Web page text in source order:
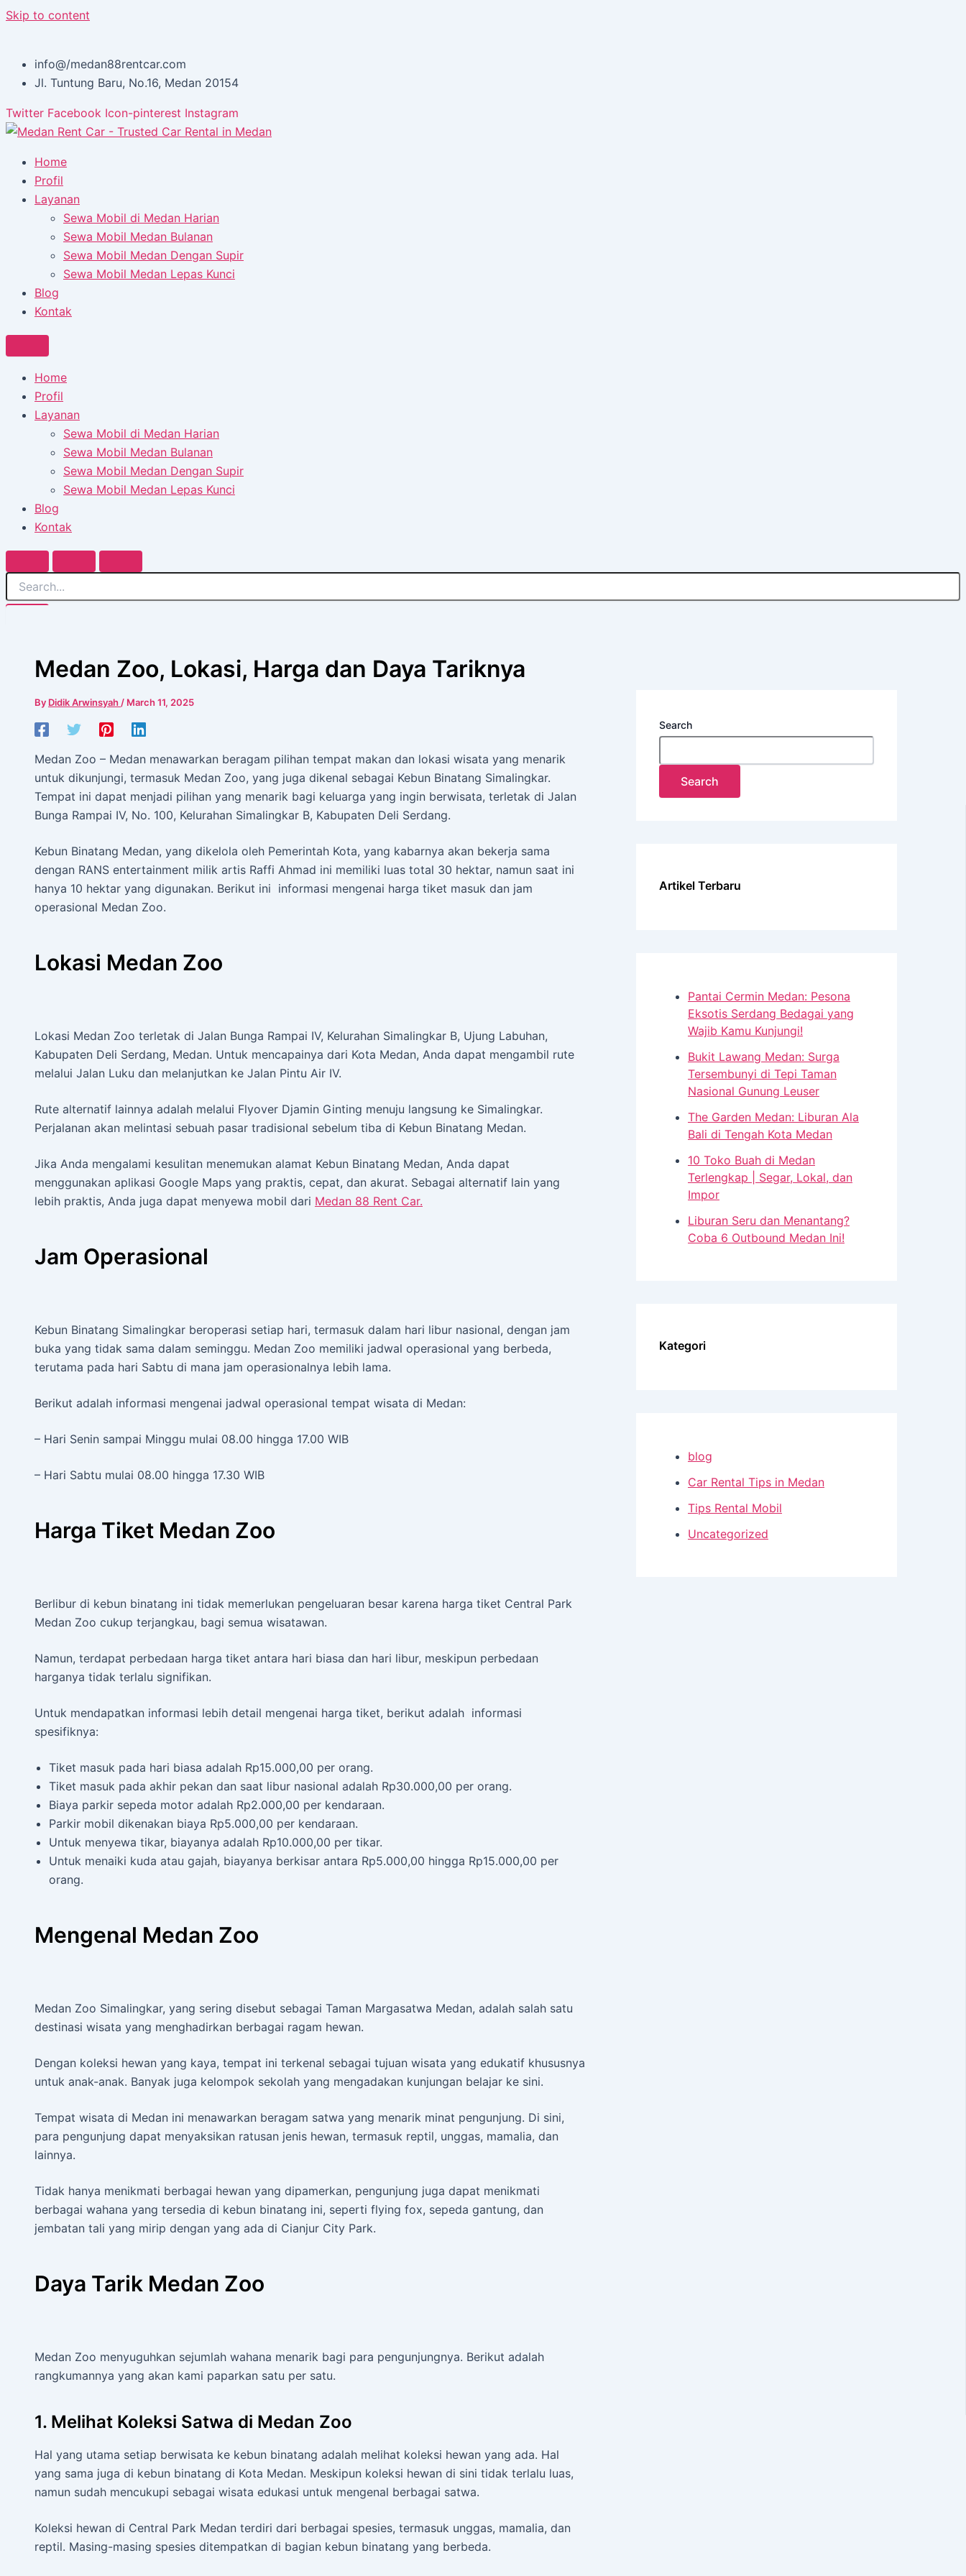
Skip to content
info@/medan88rentcar.com
Jl. Tuntung Baru, No.16, Medan 20154
Twitter Facebook Icon-pinterest Instagram
Home
Profil
Layanan
Sewa Mobil di Medan Harian
Sewa Mobil Medan Bulanan
Sewa Mobil Medan Dengan Supir
Sewa Mobil Medan Lepas Kunci
Blog
Kontak
Home
Profil
Layanan
Sewa Mobil di Medan Harian
Sewa Mobil Medan Bulanan
Sewa Mobil Medan Dengan Supir
Sewa Mobil Medan Lepas Kunci
Blog
Kontak
Medan Zoo, Lokasi, Harga dan Daya Tariknya
By Didik Arwinsyah / March 11, 2025
Medan Zoo – Medan menawarkan beragam pilihan tempat makan dan lokasi wisata yang menarik
untuk dikunjungi, termasuk Medan Zoo, yang juga dikenal sebagai Kebun Binatang Simalingkar.
Tempat ini dapat menjadi pilihan yang menarik bagi keluarga yang ingin berwisata, terletak di Jalan
Bunga Rampai IV, No. 100, Kelurahan Simalingkar B, Kabupaten Deli Serdang.
Kebun Binatang Medan, yang dikelola oleh Pemerintah Kota, yang kabarnya akan bekerja sama
dengan RANS entertainment milik artis Raffi Ahmad ini memiliki luas total 30 hektar, namun saat ini
hanya 10 hektar yang digunakan. Berikut ini informasi mengenai harga tiket masuk dan jam
operasional Medan Zoo.
Lokasi Medan Zoo
Lokasi Medan Zoo terletak di Jalan Bunga Rampai IV, Kelurahan Simalingkar B, Ujung Labuhan,
Kabupaten Deli Serdang, Medan. Untuk mencapainya dari Kota Medan, Anda dapat mengambil rute
melalui Jalan Luku dan melanjutkan ke Jalan Pintu Air IV.
Rute alternatif lainnya adalah melalui Flyover Djamin Ginting menuju langsung ke Simalingkar.
Perjalanan akan melintasi sebuah pasar tradisional sebelum tiba di Kebun Binatang Medan.
Jika Anda mengalami kesulitan menemukan alamat Kebun Binatang Medan, Anda dapat
menggunakan aplikasi Google Maps yang praktis, cepat, dan akurat. Sebagai alternatif lain yang
lebih praktis, Anda juga dapat menyewa mobil dari Medan 88 Rent Car.
Jam Operasional
Kebun Binatang Simalingkar beroperasi setiap hari, termasuk dalam hari libur nasional, dengan jam
buka yang tidak sama dalam seminggu. Medan Zoo memiliki jadwal operasional yang berbeda,
terutama pada hari Sabtu di mana jam operasionalnya lebih lama.
Berikut adalah informasi mengenai jadwal operasional tempat wisata di Medan:
– Hari Senin sampai Minggu mulai 08.00 hingga 17.00 WIB
– Hari Sabtu mulai 08.00 hingga 17.30 WIB
Harga Tiket Medan Zoo
Berlibur di kebun binatang ini tidak memerlukan pengeluaran besar karena harga tiket Central Park
Medan Zoo cukup terjangkau, bagi semua wisatawan.
Namun, terdapat perbedaan harga tiket antara hari biasa dan hari libur, meskipun perbedaan
harganya tidak terlalu signifikan.
Untuk mendapatkan informasi lebih detail mengenai harga tiket, berikut adalah informasi
spesifiknya:
Tiket masuk pada hari biasa adalah Rp15.000,00 per orang.
Tiket masuk pada akhir pekan dan saat libur nasional adalah Rp30.000,00 per orang.
Biaya parkir sepeda motor adalah Rp2.000,00 per kendaraan.
Parkir mobil dikenakan biaya Rp5.000,00 per kendaraan.
Untuk menyewa tikar, biayanya adalah Rp10.000,00 per tikar.
Untuk menaiki kuda atau gajah, biayanya berkisar antara Rp5.000,00 hingga Rp15.000,00 per
orang.
Mengenal Medan Zoo
Medan Zoo Simalingkar, yang sering disebut sebagai Taman Margasatwa Medan, adalah salah satu
destinasi wisata yang menghadirkan berbagai ragam hewan.
Dengan koleksi hewan yang kaya, tempat ini terkenal sebagai tujuan wisata yang edukatif khususnya
untuk anak-anak. Banyak juga kelompok sekolah yang mengadakan kunjungan belajar ke sini.
Tempat wisata di Medan ini menawarkan beragam satwa yang menarik minat pengunjung. Di sini,
para pengunjung dapat menyaksikan ratusan jenis hewan, termasuk reptil, unggas, mamalia, dan
lainnya.
Tidak hanya menikmati berbagai hewan yang dipamerkan, pengunjung juga dapat menikmati
berbagai wahana yang tersedia di kebun binatang ini, seperti flying fox, sepeda gantung, dan
jembatan tali yang mirip dengan yang ada di Cianjur City Park.
Daya Tarik Medan Zoo
Medan Zoo menyuguhkan sejumlah wahana menarik bagi para pengunjungnya. Berikut adalah
rangkumannya yang akan kami paparkan satu per satu.
1. Melihat Koleksi Satwa di Medan Zoo
Hal yang utama setiap berwisata ke kebun binatang adalah melihat koleksi hewan yang ada. Hal
yang sama juga di kebun binatang di Kota Medan. Meskipun koleksi hewan di sini tidak terlalu luas,
namun sudah mencukupi sebagai wisata edukasi untuk mengenal berbagai satwa.
Koleksi hewan di Central Park Medan terdiri dari berbagai spesies, termasuk unggas, mamalia, dan
reptil. Masing-masing spesies ditempatkan di bagian kebun binatang yang berbeda.
Search
Search
Artikel Terbaru
Pantai Cermin Medan: Pesona
Eksotis Serdang Bedagai yang
Wajib Kamu Kunjungi!
Bukit Lawang Medan: Surga
Tersembunyi di Tepi Taman
Nasional Gunung Leuser
The Garden Medan: Liburan Ala
Bali di Tengah Kota Medan
10 Toko Buah di Medan
Terlengkap | Segar, Lokal, dan
Impor
Liburan Seru dan Menantang?
Coba 6 Outbound Medan Ini!
Kategori
blog
Car Rental Tips in Medan
Tips Rental Mobil
Uncategorized